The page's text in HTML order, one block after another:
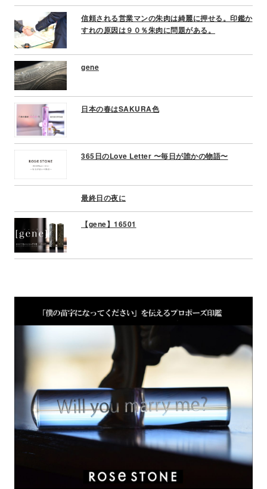
信頼される営業マンの朱肉は綺麗に押せる。印鑑か
すれの原因は９０％朱肉に問題がある。
gene
日本の春はSAKURA色
365日のLove Letter 〜毎日が誰かの物語〜
最終日の夜に
【gene】16501